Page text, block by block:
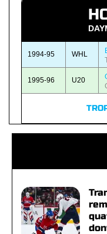
1994-95 WHL
1995-96 U20